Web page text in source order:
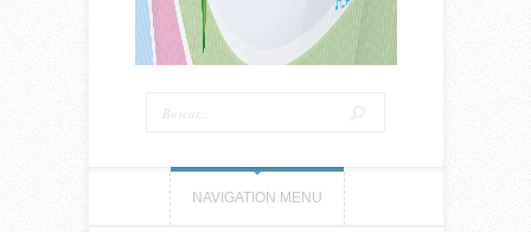
NAVIGATION MENU